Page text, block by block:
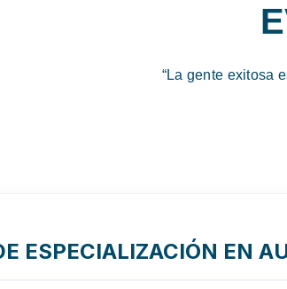
“La gente exitosa
ESPECIALIZACIÓN EN